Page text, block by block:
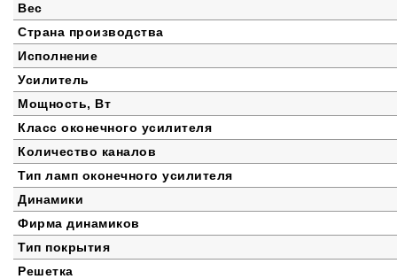
Вес
Страна производства
Исполнение
Усилитель
Мощность, Вт
Класс оконечного усилителя
Количество каналов
Тип ламп оконечного усилителя
Динамики
Фирма динамиков
Тип покрытия
Решетка